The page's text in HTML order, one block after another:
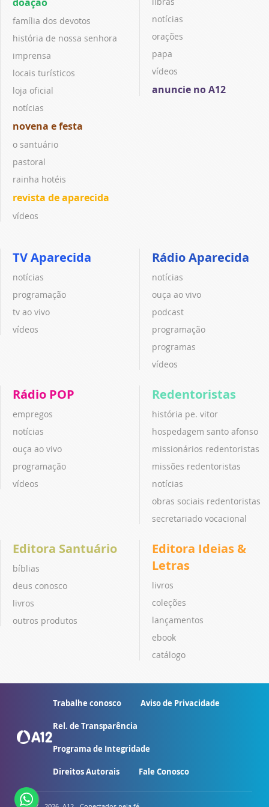
família dos devotos
história de nossa senhora
imprensa
locais turísticos
loja oficial
notícias
novena e festa
o santuário
pastoral
rainha hotéis
revista de aparecida
vídeos
notícias
orações
papa
vídeos
anuncie no A12
TV Aparecida
notícias
programação
tv ao vivo
vídeos
Rádio Aparecida
notícias
ouça ao vivo
podcast
programação
programas
vídeos
Rádio POP
empregos
notícias
ouça ao vivo
programação
vídeos
Redentoristas
história pe. vitor
hospedagem santo afonso
missionários redentoristas
missões redentoristas
notícias
obras sociais redentoristas
secretariado vocacional
Editora Santuário
bíblias
deus conosco
livros
outros produtos
Editora Ideias &
Letras
livros
coleções
lançamentos
ebook
catálogo
Trabalhe conosco Aviso de Privacidade
Rel. de Transparência
Programa de Integridade
Direitos Autorais Fale Conosco